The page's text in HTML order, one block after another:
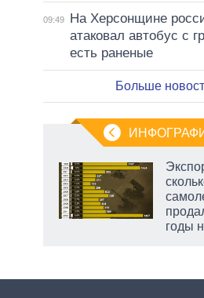
09:49
На Херсонщине
атаковал автобус с
есть раненые
Больше
годы